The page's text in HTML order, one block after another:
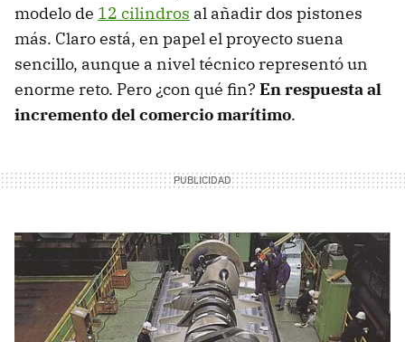
modelo de 12 cilindros al añadir dos pistones
más. Claro está, en papel el proyecto suena
sencillo, aunque a nivel técnico representó un
enorme reto. Pero ¿con qué fin? En respuesta al
incremento del comercio marítimo.